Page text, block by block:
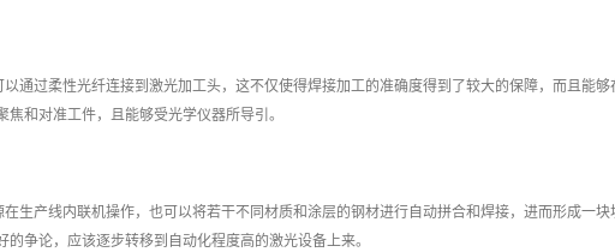
通过柔性光纤连接到激光加工头，这不仅使得焊接加工的准确度得到了较大的保障，而且能
和对准工件，且能够受光学仪器所导引。
生产线内联机操作，也可以将若干不同材质和涂层的钢材进行自动拼合和焊接，进而形成一
争论，应该逐步转移到自动化程度高的激光设备上来。